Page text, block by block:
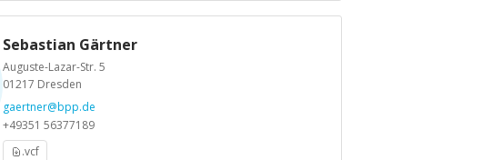
Sebastian Gärtner
Auguste-Lazar-Str. 5
01217 Dresden
gaertner@bpp.de
+49351 56377189
.vcf